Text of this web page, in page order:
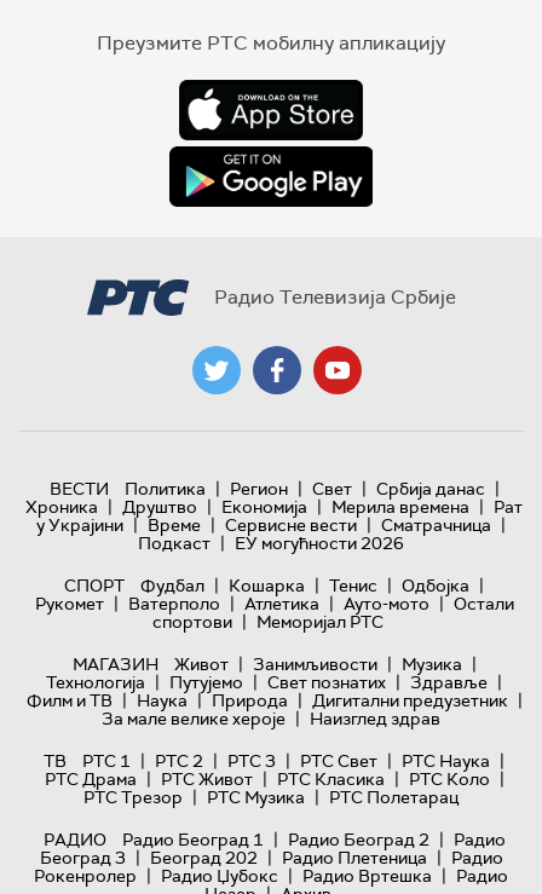
Преузмите РТС мобилну апликацију
Радио Телевизија Србије
ВЕСТИ Политика | Регион | Свет | Србија данас |
Хроника | Друштво | Економија | Мерила времена | Рат
у Украјини | Време | Сервисне вести | Сматрачница |
Подкаст | ЕУ могућности 2026
СПОРТ
Фудбал | Кошарка | Тенис | Одбојка |
Рукомет | Ватерполо | Атлетика | Ауто-мото | Остали
спортови | Меморијал РТС
МАГАЗИН
Живот | Занимљивости | Музика |
Технологијa | Путујемо | Свет познатих | Здравље |
Филм и ТВ | Наука | Природа | Дигитални предузетник |
За мале велике хероје | Наизглед здрав
ТВ
РТС 1 | РТС 2 | РТС 3 | РТС Свет | РТС Наука |
РТС Драма | РТС Живот | РТС Класика | РТС Коло |
РТС Трезор | РТС Музика | РТС Полетарац
РАДИО
Радио Београд 1 | Радио Београд 2 | Радио
Београд 3 | Београд 202 | Радио Плетеница | Радио
Рокенролер | Радио Џубокс | Радио Вртешка | Радио